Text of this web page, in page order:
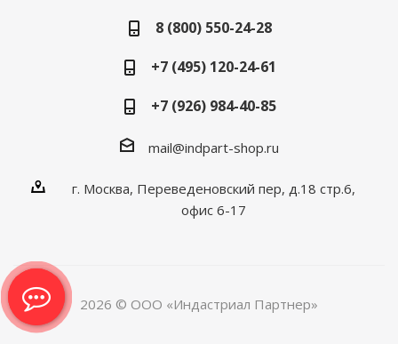
8 (800) 550-24-28
+7 (495) 120-24-61
+7 (926) 984-40-85
mail@indpart-shop.ru
г. Москва, Переведеновский пер, д.18 стр.6,
офис 6-17
2026 © ООО «Индастриал Партнер»